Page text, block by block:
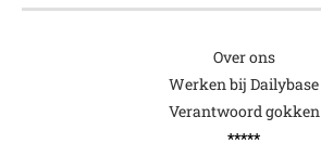
Over ons
Werken bij Dailybase
Verantwoord gokken
*****